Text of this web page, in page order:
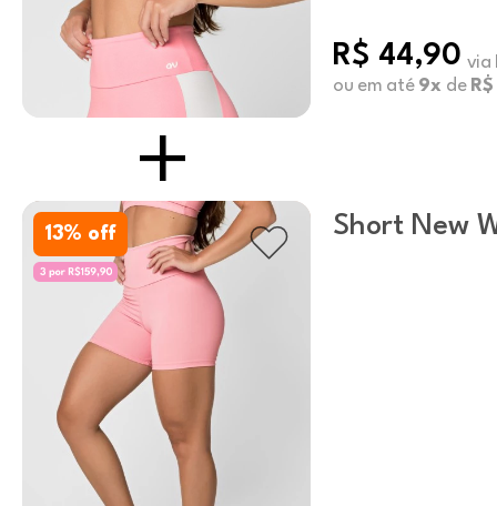
R$ 44,90 via
ou em até 9x de
13% off
Short New